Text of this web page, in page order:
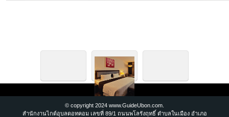
© copyright 2024 www.GuideUbon.com.
สำนักงานไกด์อุบลดอทคอม เลขที่ 89/1 ถนนพโลรังฤทธิ์ ตำบลในเมือง อำเภอ